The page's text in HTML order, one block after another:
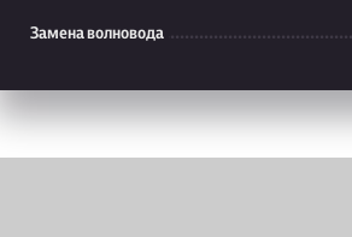
Замена волновода